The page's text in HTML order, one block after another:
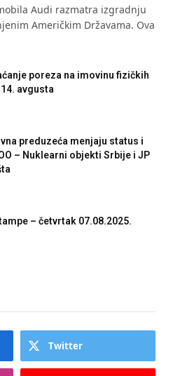
Audi razmatra izgradnju
Američkim Državama. Ova
poreza na imovinu fizičkih
avgusta
preduzeća menjaju status i
– Nuklearni objekti Srbije i JP
– četvrtak 07.08.2025.
Twitter